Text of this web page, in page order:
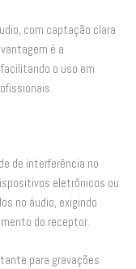
com captação clara
é a
o uso em
de interferência no
eletrônicos ou
no áudio, exigindo
do receptor.
para gravações